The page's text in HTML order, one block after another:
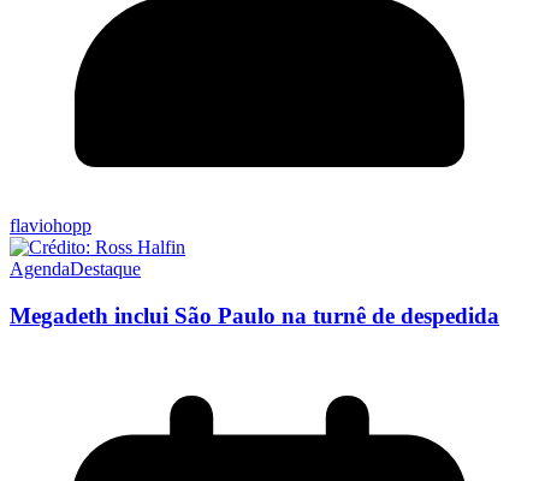
flaviohopp
AgendaDestaque
Megadeth inclui São Paulo na turnê de despedida